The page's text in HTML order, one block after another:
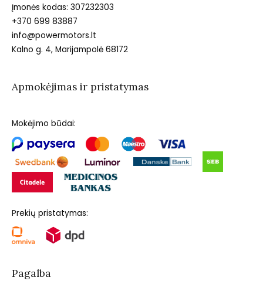
Įmonės kodas: 307232303
+370 699 83887
info@powermotors.lt
Kalno g. 4, Marijampolė 68172
Apmokėjimas ir pristatymas
Mokėjimo būdai:
Prekių pristatymas:
Pagalba